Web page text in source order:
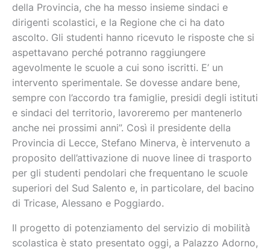
della Provincia, che ha messo insieme sindaci e
dirigenti scolastici, e la Regione che ci ha dato
ascolto. Gli studenti hanno ricevuto le risposte che si
aspettavano perché potranno raggiungere
agevolmente le scuole a cui sono iscritti. E’ un
intervento sperimentale. Se dovesse andare bene,
sempre con l’accordo tra famiglie, presidi degli istituti
e sindaci del territorio, lavoreremo per mantenerlo
anche nei prossimi anni”. Così il presidente della
Provincia di Lecce, Stefano Minerva, è intervenuto a
proposito dell’attivazione di nuove linee di trasporto
per gli studenti pendolari che frequentano le scuole
superiori del Sud Salento e, in particolare, del bacino
di Tricase, Alessano e Poggiardo.
Il progetto di potenziamento del servizio di mobilità
scolastica è stato presentato oggi, a Palazzo Adorno,